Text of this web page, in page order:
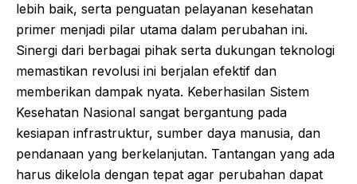
lebih baik, serta penguatan pelayanan kesehatan
primer menjadi pilar utama dalam perubahan ini.
Sinergi dari berbagai pihak serta dukungan teknologi
memastikan revolusi ini berjalan efektif dan
memberikan dampak nyata. Keberhasilan Sistem
Kesehatan Nasional sangat bergantung pada
kesiapan infrastruktur, sumber daya manusia, dan
pendanaan yang berkelanjutan. Tantangan yang ada
harus dikelola dengan tepat agar perubahan dapat